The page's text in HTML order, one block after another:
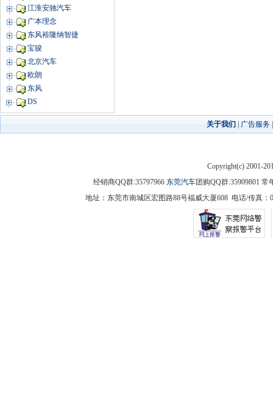
江淮安驰汽车
广本理念
东风裕隆纳智捷
宝骏
北京汽车
欧朗
东风
DS
关于我们 广告服务
Copyright(c) 2001-
经销商QQ群:35797966 东莞汽车团购QQ群:35909801
地址：东莞市南城区宏图路88号福威大厦608 电话/传真：